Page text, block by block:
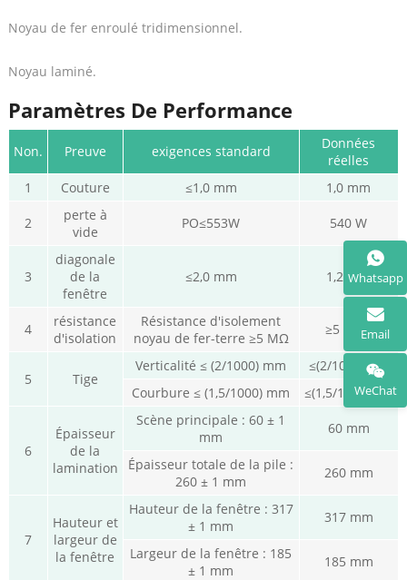
Noyau de fer enroulé tridimensionnel.
Noyau laminé.
Paramètres De Performance
Non. Preuve exigences standard
Données
réelles
1
Couture ≤1,0 mm 1,0 mm
2
perte à
vide
PO≤553W 540 W
3
diagonale
de la
fenêtre
≤2,0 mm 1,2 mm
4
résistance
d'isolation
Résistance d'isolement
noyau de fer-terre ≥5 MΩ
≥5 mois
5 Tige
Verticalité ≤ (2/1000) mm
≤(2/1000)mm
Courbure ≤ (1,5/1000) mm
≤(1,5/1000)mm
6
Épaisseur
de la
lamination
Scène principale : 60 ± 1
mm
60 mm
Épaisseur totale de la pile :
260 ± 1 mm
260 mm
7
Hauteur et
largeur de
la fenêtre
Hauteur de la fenêtre : 317
± 1 mm
317 mm
Largeur de la fenêtre : 185
± 1 mm
185 mm
Whatsapp
Email
WeChat